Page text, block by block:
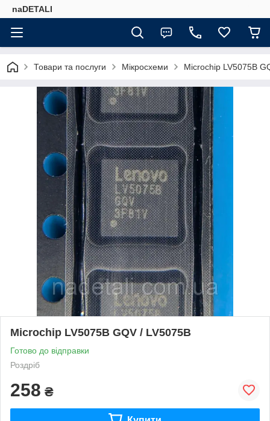
naDETALI
Товари та послуги Мікросхеми Microchip LV5075B
Microchip LV5075B GQV / LV5075B
Готово до відправки
Роздріб
258 ₴